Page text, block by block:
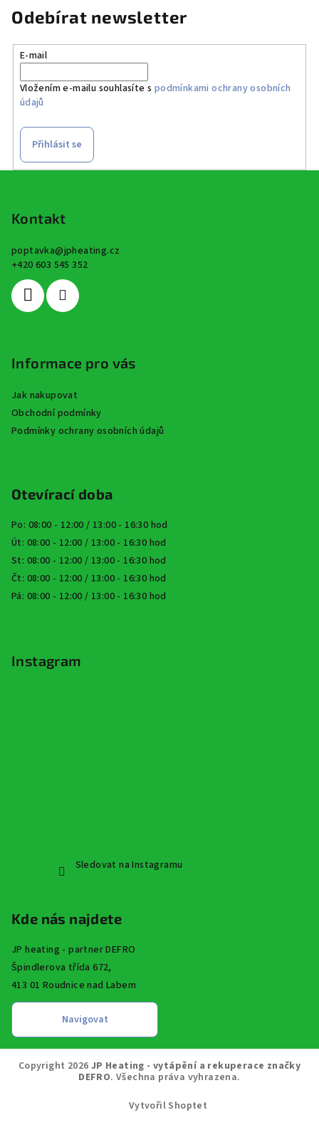
Odebírat newsletter
E-mail
Vložením e-mailu souhlasíte s podmínkami ochrany osobních
údajů
Přihlásit se
Kontakt
poptavka@jpheating.cz
+420 603 545 352
Informace pro vás
Jak nakupovat
Obchodní podmínky
Podmínky ochrany osobních údajů
Otevírací doba
Po: 08:00 - 12:00 / 13:00 - 16:30 hod
Út: 08:00 - 12:00 / 13:00 - 16:30 hod
St: 08:00 - 12:00 / 13:00 - 16:30 hod
Čt: 08:00 - 12:00 / 13:00 - 16:30 hod
Pá: 08:00 - 12:00 / 13:00 - 16:30 hod
Instagram
Sledovat na Instagramu
Kde nás najdete
JP heating - partner DEFRO
Špindlerova třída 672,
413 01 Roudnice nad Labem
Copyright 2026 JP Heating - vytápění a rekuperace značky
DEFRO. Všechna práva vyhrazena.
Vytvořil Shoptet